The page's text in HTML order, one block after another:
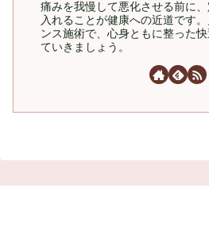
痛みを我慢して悪化させる前に
入れることが健康への近道です
ンス施術で、心身ともに整った
ていきましょう。